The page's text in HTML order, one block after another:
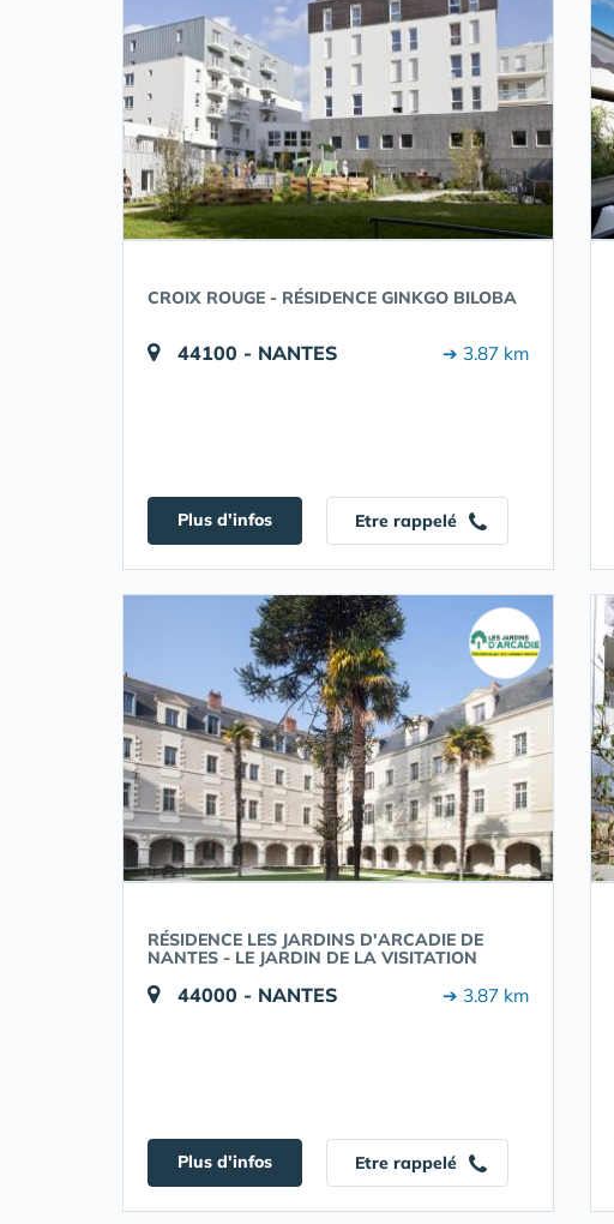
CROIX ROUGE - RÉSIDENCE GINKGO BILOBA
44100 - NANTES ➔ 3.87 km
Plus d'infos Etre rappelé
RÉSIDENCE LES JARDINS D'ARCADIE DE
NANTES - LE JARDIN DE LA VISITATION
44000 - NANTES ➔ 3.87 km
Plus d'infos Etre rappelé